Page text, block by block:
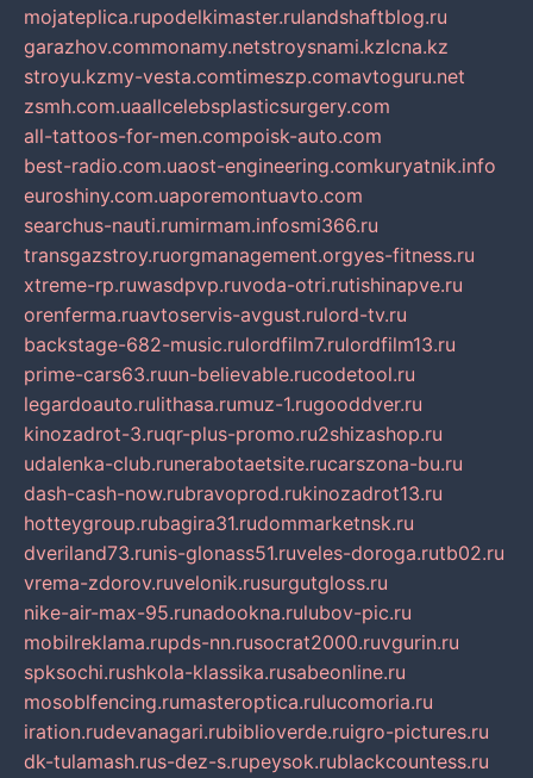
mojateplica.rupodelkimaster.rulandshaftblog.ru
garazhov.commonamy.netstroysnami.kzlcna.kz
stroyu.kzmy-vesta.comtimeszp.comavtoguru.net
zsmh.com.uaallcelebsplasticsurgery.com
all-tattoos-for-men.compoisk-auto.com
best-radio.com.uaost-engineering.comkuryatnik.info
euroshiny.com.uaporemontuavto.com
searchus-nauti.rumirmam.infosmi366.ru
transgazstroy.ruorgmanagement.orgyes-fitness.ru
xtreme-rp.ruwasdpvp.ruvoda-otri.rutishinapve.ru
orenferma.ruavtoservis-avgust.rulord-tv.ru
backstage-682-music.rulordfilm7.rulordfilm13.ru
prime-cars63.ruun-believable.rucodetool.ru
legardoauto.rulithasa.rumuz-1.rugooddver.ru
kinozadrot-3.ruqr-plus-promo.ru2shizashop.ru
udalenka-club.runerabotaetsite.rucarszona-bu.ru
dash-cash-now.rubravoprod.rukinozadrot13.ru
hotteygroup.rubagira31.rudommarketnsk.ru
dveriland73.runis-glonass51.ruveles-doroga.rutb02.ru
vrema-zdorov.ruvelonik.rusurgutgloss.ru
nike-air-max-95.runadookna.rulubov-pic.ru
mobilreklama.rupds-nn.rusocrat2000.ruvgurin.ru
spksochi.rushkola-klassika.rusabeonline.ru
mosoblfencing.rumasteroptica.rulucomoria.ru
iration.rudevanagari.rubiblioverde.ruigro-pictures.ru
dk-tulamash.rus-dez-s.rupeysok.rublackcountess.ru